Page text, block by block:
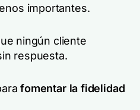
importantes.
ningún cliente
respuesta.
fomentar la fidelidad